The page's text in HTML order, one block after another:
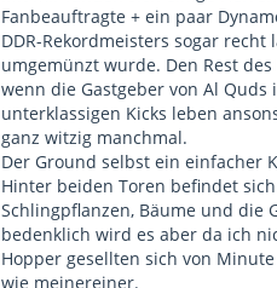
Fanbeauftragte + ein paar
DDR-Rekordmeisters sogar
umgemünzt wurde. Den Rest
wenn die Gastgeber von Al
unterklassigen Kicks leben
ganz witzig manchmal.
Der Ground selbst ein einfacher
Hinter beiden Toren befindet
Schlingpflanzen, Bäume und die
bedenklich wird es aber da ich
Hopper gesellten sich von
wie meinereiner.